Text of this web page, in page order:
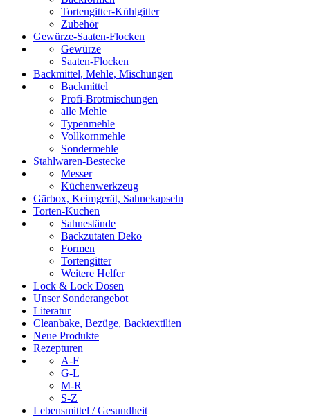
Tortengitter-Kühlgitter
Zubehör
Gewürze-Saaten-Flocken
Gewürze
Saaten-Flocken
Backmittel, Mehle, Mischungen
Backmittel
Profi-Brotmischungen
alle Mehle
Typenmehle
Vollkornmehle
Sondermehle
Stahlwaren-Bestecke
Messer
Küchenwerkzeug
Gärbox, Keimgerät, Sahnekapseln
Torten-Kuchen
Sahnestände
Backzutaten Deko
Formen
Tortengitter
Weitere Helfer
Lock & Lock Dosen
Unser Sonderangebot
Literatur
Cleanbake, Bezüge, Backtextilien
Neue Produkte
Rezepturen
A-F
G-L
M-R
S-Z
Lebensmittel / Gesundheit